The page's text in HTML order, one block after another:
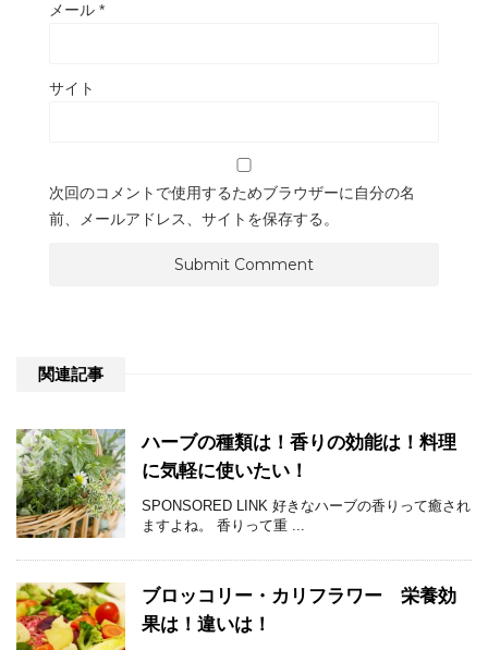
メール *
サイト
次回のコメントで使用するためブラウザーに自分の名
前、メールアドレス、サイトを保存する。
関連記事
ハーブの種類は！香りの効能は！料理
に気軽に使いたい！
SPONSORED LINK 好きなハーブの香りって癒され
ますよね。 香りって重 ...
ブロッコリー・カリフラワー 栄養効
果は！違いは！